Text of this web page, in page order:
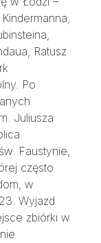
Ratusz
Po
Juliusza
Faustynie,
często
w
Wyjazd
zbiórki w